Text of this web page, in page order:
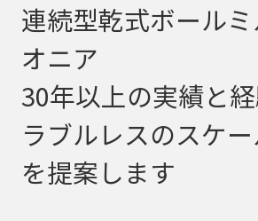
乾燥
冷却
連続型乾式ボール
オニア
30年以上の実績と
ラブルレスのスケ
を提案します